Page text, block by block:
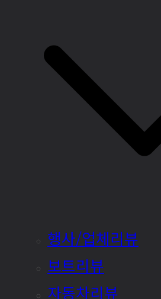
행사/업체리뷰
보트리뷰
자동차리뷰